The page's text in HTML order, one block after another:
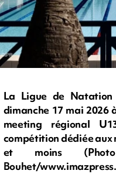
La Ligue de
dimanche 17 mai 2026
meeting régional
compétition dédiée aux
et moins
Bouhet/